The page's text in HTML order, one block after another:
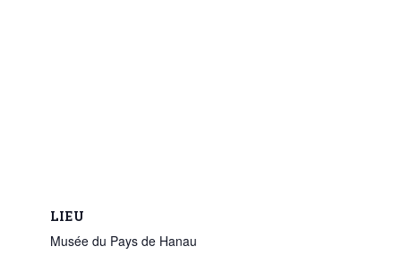
LIEU
Musée du Pays de Hanau